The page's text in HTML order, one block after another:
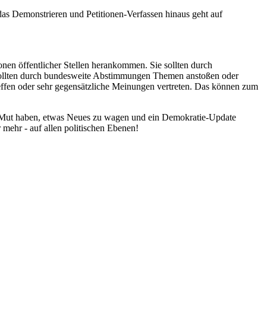
Demonstrieren und Petitionen-Verfassen hinaus geht auf
öffentlicher Stellen herankommen. Sie sollten durch
durch bundesweite Abstimmungen Themen anstoßen oder
oder sehr gegensätzliche Meinungen vertreten. Das können zum
haben, etwas Neues zu wagen und ein Demokratie-Update
- auf allen politischen Ebenen!